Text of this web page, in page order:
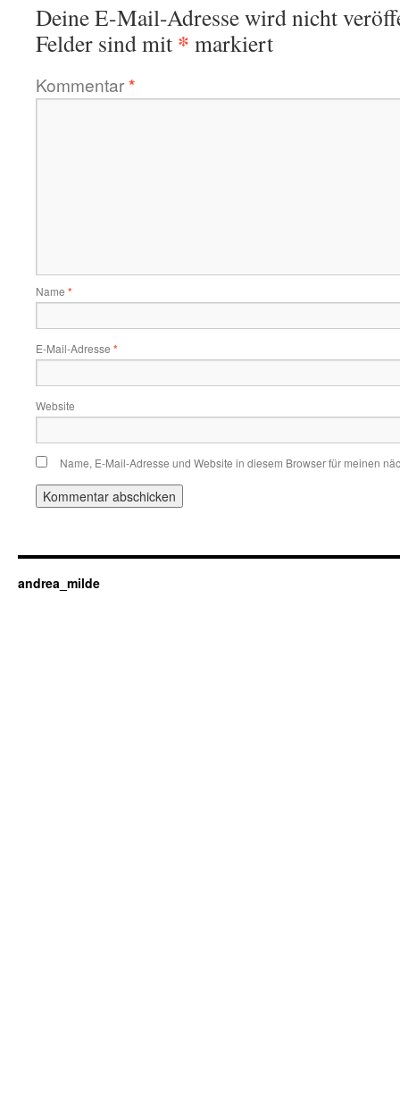
Deine E-Mail-Adresse wird nicht
Felder sind mit * markiert
Kommentar*
Name *
E-Mail-Adresse *
Website
Name, E-Mail-Adresse und Website in diesem Browser für meinen
andrea_milde